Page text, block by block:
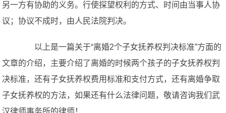
另一方有协助的义务。行使探望权利的方式、时间由当事人协
议；协议不成时，由人民法院判决。
以上是一篇关于“离婚2个子女抚养权判决标准”方面的
文章的介绍，主要介绍了离婚的时候两个孩子的子女抚养权判
决标准，还有子女抚养权费用标准和支付方式，还有离婚争取
子女抚养权的方法，如果还有什么法律问题，敬请咨询我们武